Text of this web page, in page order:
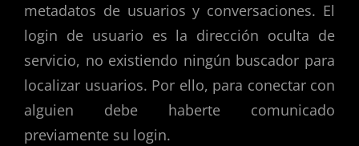
metadatos de usuarios y conversaciones. El
login de usuario es la dirección oculta de
servicio, no existiendo ningún buscador para
localizar usuarios. Por ello, para conectar con
alguien debe haberte comunicado
previamente su login.